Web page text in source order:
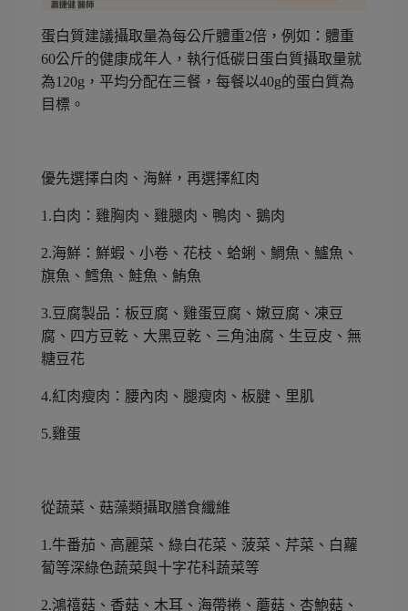
蛋白質建議攝取量為每公斤體重2倍，例如：體重
60公斤的健康成年人，執行低碳日蛋白質攝取量就
為120g，平均分配在三餐，每餐以40g的蛋白質為
目標。
優先選擇白肉、海鮮，再選擇紅肉
1.白肉：雞胸肉、雞腿肉、鴨肉、鵝肉
2.海鮮：鮮蝦、小卷、花枝、蛤蜊、鯛魚、鱸魚、
旗魚、鱈魚、鮭魚、鮪魚
3.豆腐製品：板豆腐、雞蛋豆腐、嫩豆腐、凍豆
腐、四方豆乾、大黑豆乾、三角油腐、生豆皮、無
糖豆花
4.紅肉瘦肉：腰內肉、腿瘦肉、板腱、里肌
5.雞蛋
從蔬菜、菇藻類攝取膳食纖維
1.牛番茄、高麗菜、綠白花菜、菠菜、芹菜、白蘿
蔔等深綠色蔬菜與十字花科蔬菜等
2.鴻禧菇、香菇、木耳、海帶捲、蘑菇、杏鮑菇、